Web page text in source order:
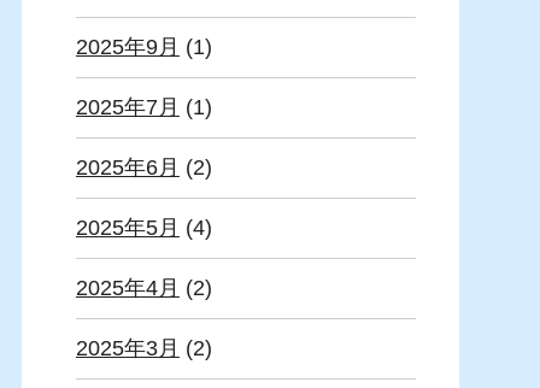
2025年9月 (1)
2025年7月 (1)
2025年6月 (2)
2025年5月 (4)
2025年4月 (2)
2025年3月 (2)